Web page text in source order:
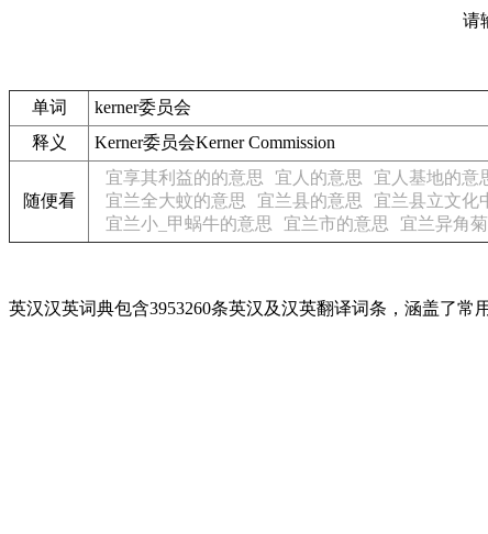
请
单词
kerner委员会
释义
Kerner委员会Kerner Commission
随便看
宜享其利益的的意思 宜人的意思 宜人基地的意
宜兰全大蚊的意思
宜兰县的意思 宜兰县立文化
宜兰小_甲蜗牛的意思
宜兰市的意思 宜兰异角
英汉汉英词典包含3953260条英汉及汉英翻译词条，涵盖了